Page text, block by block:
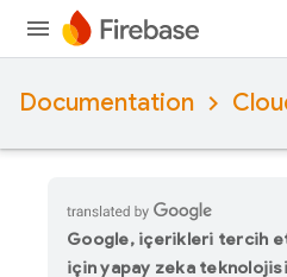
Documentation
Google, içerikleri tercih
için yapay zeka